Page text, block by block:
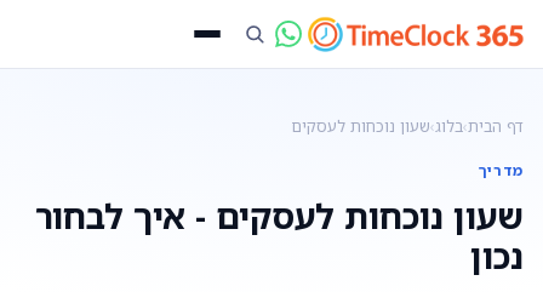
דף הבית›בלוג›שעון נוכחות לעסקים
מדריך
שעון נוכחות לעסקים - איך לבחור
נכון